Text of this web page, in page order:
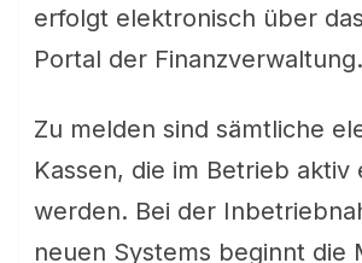
erfolgt elektronisch über
Portal der Finanzverwaltung.
Zu melden sind sämtliche
Kassen, die im Betrieb aktiv
werden. Bei der
neuen Systems beginnt die